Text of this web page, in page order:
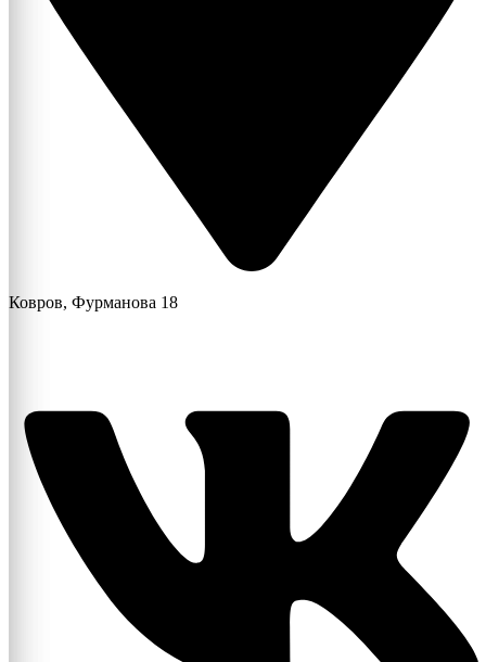
Ковров, Фурманова 18